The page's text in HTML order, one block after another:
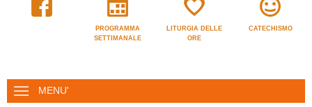
PROGRAMMA
SETTIMANALE
LITURGIA DELLE
ORE
CATECHISMO
MENU'